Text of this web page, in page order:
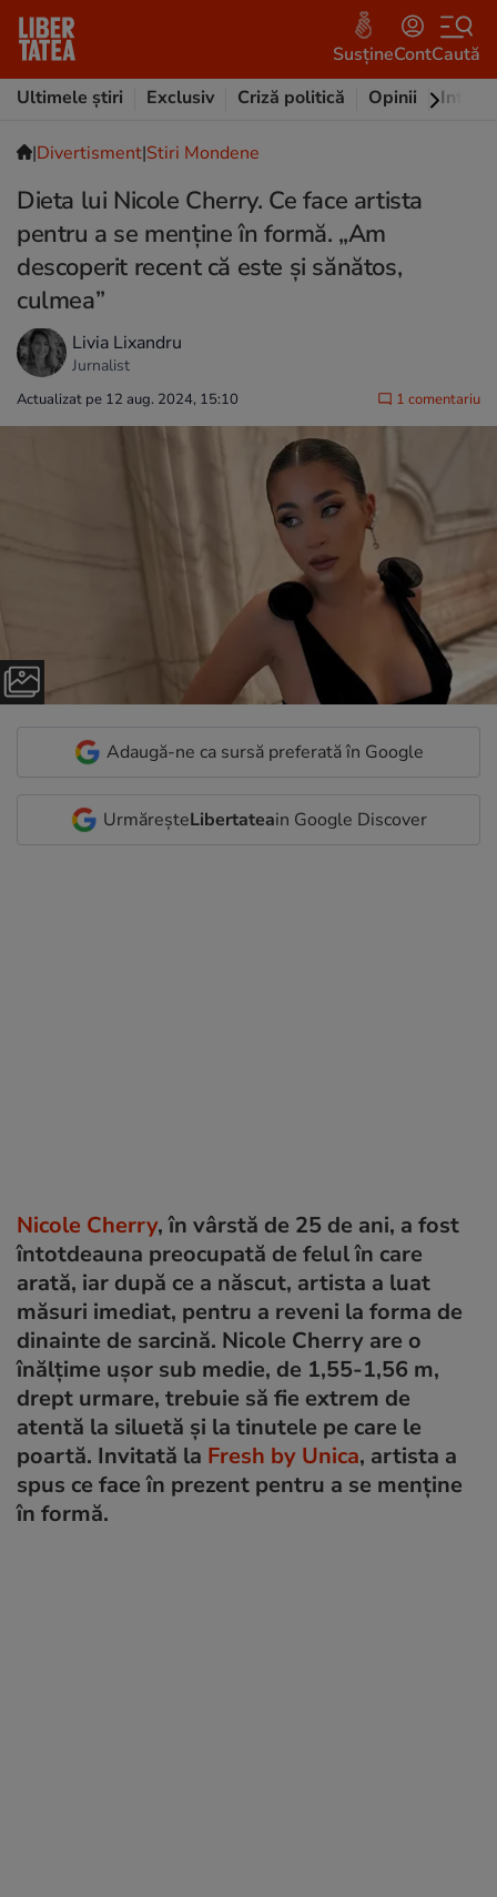
SusțineContCaută
Ultimele știri
Exclusiv Criză politică Opinii
|Divertisment|Stiri Mondene
Dieta lui Nicole Cherry. Ce face artista
pentru a se menține în formă. „Am
descoperit recent că este și sănătos,
culmea”
Livia Lixandru
Jurnalist
Actualizat pe 12 aug. 2024, 15:10 1 comentariu
Adaugă-ne ca sursă preferată în Google
UrmăreșteLibertateain Google Discover
Nicole Cherry, în vârstă de 25 de ani, a fost
întotdeauna preocupată de felul în care
arată, iar după ce a născut, artista a luat
măsuri imediat, pentru a reveni la forma de
dinainte de sarcină. Nicole Cherry are o
înălțime ușor sub medie, de 1,55-1,56 m,
drept urmare, trebuie să fie extrem de
atentă la siluetă și la tinutele pe care le
poartă. Invitată la Fresh by Unica, artista a
spus ce face în prezent pentru a se menține
în formă.